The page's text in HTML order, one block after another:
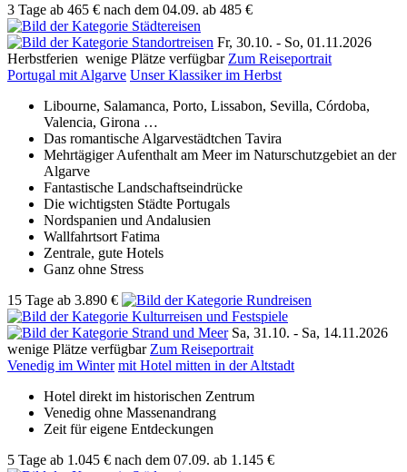
3 Tage ab 465 € nach dem 04.09. ab 485 €
Fr, 30.10. - So, 01.11.2026
Herbstferien wenige Plätze verfügbar Zum Reiseportrait
Portugal mit Algarve Unser Klassiker im Herbst
Libourne, Salamanca, Porto, Lissabon, Sevilla, Córdoba,
Valencia, Girona …
Das romantische Algarvestädtchen Tavira
Mehrtägiger Aufenthalt am Meer im Naturschutzgebiet an der
Algarve
Fantastische Landschafts­eindrücke
Die wichtigsten Städte Portugals
Nordspanien und Andalusien
Wallfahrtsort Fatima
Zentrale, gute Hotels
Ganz ohne Stress
15 Tage ab 3.890 €
Sa, 31.10. - Sa, 14.11.2026
wenige Plätze verfügbar Zum Reiseportrait
Venedig im Winter mit Hotel mitten in der Altstadt
Hotel direkt im historischen Zentrum
Venedig ohne Massenandrang
Zeit für eigene Entdeckungen
5 Tage ab 1.045 € nach dem 07.09. ab 1.145 €